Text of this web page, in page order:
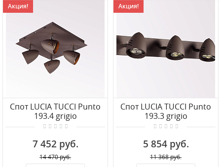
Акция!
Спот LUCIA TUCCI Punto
193.4 grigio
7 452 руб.
14 470 руб.
Акция!
Спот LUCIA TUCCI Punto
193.3 grigio
5 854 руб.
11 368 руб.